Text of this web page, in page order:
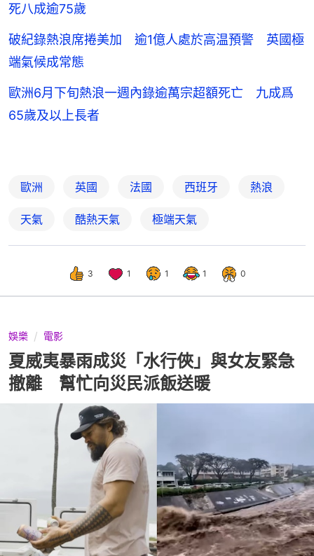
死八成逾75歲
破紀錄熱浪席捲美加 逾1億人處於高温預警 英國極
端氣候成常態
歐洲6月下旬熱浪一週內錄逾萬宗超額死亡 九成爲
65歲及以上長者
歐洲 英國 法國 西班牙 熱浪
天氣 酷熱天氣 極端天氣
3 1 1 1 0
娛樂 電影
夏威夷暴雨成災「水行俠」與女友緊急
撤離 幫忙向災民派飯送暖